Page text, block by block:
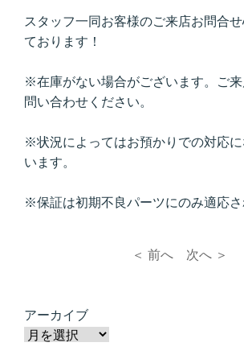
スタッフ一同お客様のご来店お問合
ております！
※在庫がない場合がございます。ご
問い合わせください。
※状況によってはお預かりでの対応
います。
※保証は初期不良パーツにのみ適応さ
＜ 前へ 次へ ＞
アーカイブ